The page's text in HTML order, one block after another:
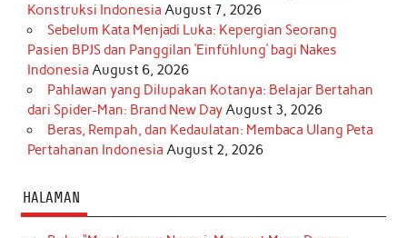
Konstruksi Indonesia August 7, 2026
Sebelum Kata Menjadi Luka: Kepergian Seorang
Pasien BPJS dan Panggilan ‘Einfühlung’ bagi Nakes
Indonesia August 6, 2026
Pahlawan yang Dilupakan Kotanya: Belajar Bertahan
dari Spider-Man: Brand New DayAugust 3, 2026
Beras, Rempah, dan Kedaulatan: Membaca Ulang Peta
Pertahanan Indonesia August 2, 2026
HALAMAN